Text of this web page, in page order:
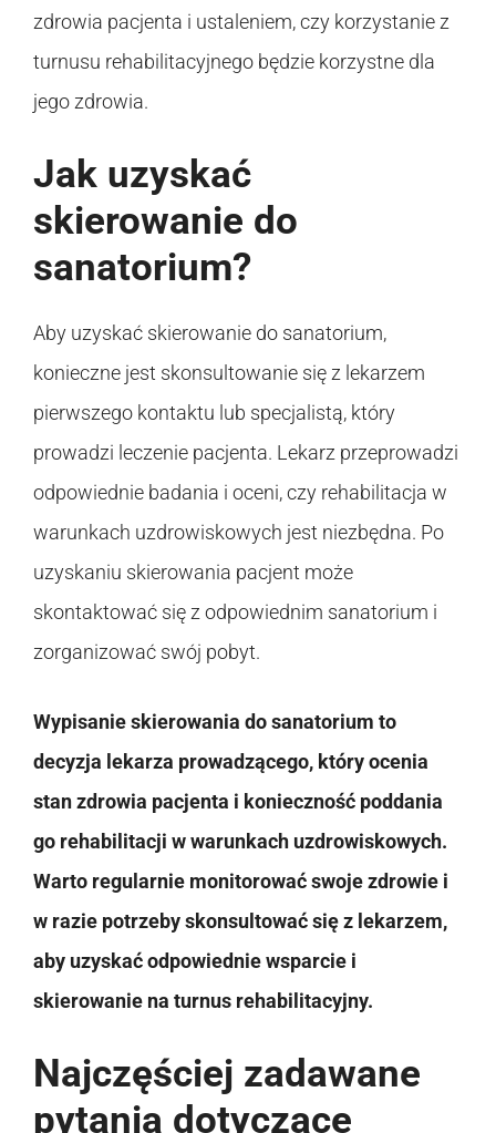
zdrowia pacjenta i ustaleniem, czy korzystanie z
turnusu rehabilitacyjnego będzie korzystne dla
jego zdrowia.
Jak uzyskać
skierowanie do
sanatorium?
Aby uzyskać skierowanie do sanatorium,
konieczne jest skonsultowanie się z lekarzem
pierwszego kontaktu lub specjalistą, który
prowadzi leczenie pacjenta. Lekarz przeprowadzi
odpowiednie badania i oceni, czy rehabilitacja w
warunkach uzdrowiskowych jest niezbędna. Po
uzyskaniu skierowania pacjent może
skontaktować się z odpowiednim sanatorium i
zorganizować swój pobyt.
Wypisanie skierowania do sanatorium to
decyzja lekarza prowadzącego, który ocenia
stan zdrowia pacjenta i konieczność poddania
go rehabilitacji w warunkach uzdrowiskowych.
Warto regularnie monitorować swoje zdrowie i
w razie potrzeby skonsultować się z lekarzem,
aby uzyskać odpowiednie wsparcie i
skierowanie na turnus rehabilitacyjny.
Najczęściej zadawane
pytania dotyczące